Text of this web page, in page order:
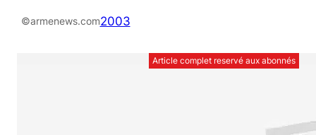
©armenews.com2003
Article complet reservé aux abonnés